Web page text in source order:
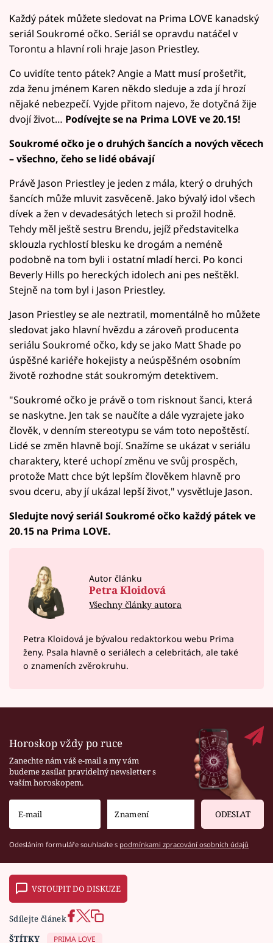
Každý pátek můžete sledovat na Prima LOVE kanadský
seriál Soukromé očko. Seriál se opravdu natáčel v
Torontu a hlavní roli hraje Jason Priestley.
Co uvidíte tento pátek? Angie a Matt musí prošetřit,
zda ženu jménem Karen někdo sleduje a zda jí hrozí
nějaké nebezpečí. Vyjde přitom najevo, že dotyčná žije
dvojí život… Podívejte se na Prima LOVE ve 20.15!
Soukromé očko je o druhých šancích a nových věcech
– všechno, čeho se lidé obávají
Právě Jason Priestley je jeden z mála, který o druhých
šancích může mluvit zasvěceně. Jako bývalý idol všech
dívek a žen v devadesátých letech si prožil hodně.
Tehdy měl ještě sestru Brendu, jejíž představitelka
sklouzla rychlostí blesku ke drogám a neméně
podobně na tom byli i ostatní mladí herci. Po konci
Beverly Hills po hereckých idolech ani pes neštěkl.
Stejně na tom byl i Jason Priestley.
Jason Priestley se ale neztratil, momentálně ho můžete
sledovat jako hlavní hvězdu a zároveň producenta
seriálu Soukromé očko, kdy se jako Matt Shade po
úspěšné kariéře hokejisty a neúspěšném osobním
životě rozhodne stát soukromým detektivem.
"Soukromé očko je právě o tom risknout šanci, která
se naskytne. Jen tak se naučíte a dále vyzrajete jako
člověk, v denním stereotypu se vám toto nepoštěstí.
Lidé se změn hlavně bojí. Snažíme se ukázat v seriálu
charaktery, které uchopí změnu ve svůj prospěch,
protože Matt chce být lepším člověkem hlavně pro
svou dceru, aby jí ukázal lepší život," vysvětluje Jason.
Sledujte nový seriál Soukromé očko každý pátek ve
20.15 na Prima LOVE.
Autor článku
Petra Kloidová
Všechny články autora
Petra Kloidová je bývalou redaktorkou webu Prima
ženy. Psala hlavně o seriálech a celebritách, ale také
o znameních zvěrokruhu.
Horoskop vždy po ruce
Zanechte nám váš e-mail a my vám
budeme zasílat pravidelný newsletter s
vaším horoskopem.
ODESLAT
Odesláním formuláře souhlasíte s podmínkami zpracování osobních údajů
VSTOUPIT DO DISKUZE
Sdílejte článek
ŠTÍTKY
PRIMA LOVE